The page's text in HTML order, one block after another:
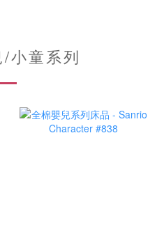
小童系列